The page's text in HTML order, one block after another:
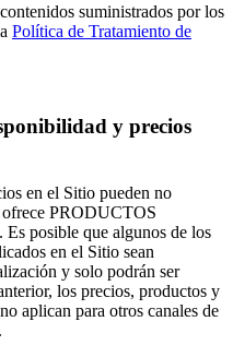
suministrados por los
Política de Tratamiento de
y precios
en el Sitio pueden no
PRODUCTOS
posible que algunos de los
en el Sitio sean
y solo podrán ser
los precios, productos y
aplican para otros canales de